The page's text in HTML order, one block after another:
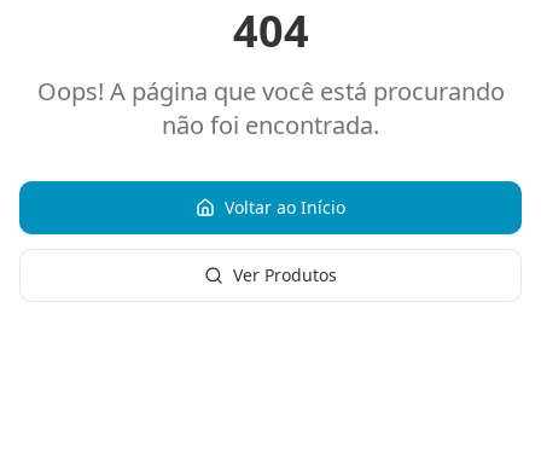
404
Oops! A página que você está procurando
não foi encontrada.
Voltar ao Início
Ver Produtos